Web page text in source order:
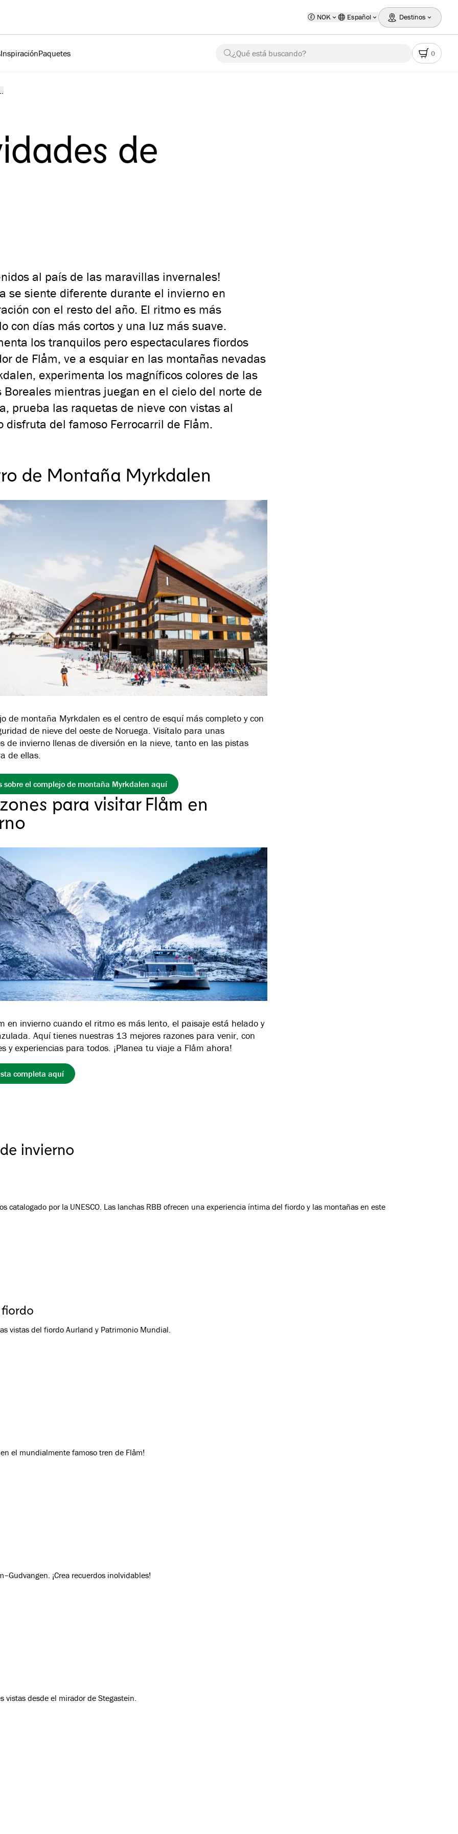
NOK Español Destinos
InspiraciónPaquetes ¿Qué está buscando? 0
de
al país de las maravillas invernales!
se siente diferente durante el invierno en
con el resto del año. El ritmo es más
con días más cortos y una luz más suave.
los tranquilos pero espectaculares fiordos
de Flåm, ve a esquiar en las montañas nevadas
experimenta los magníficos colores de las
Boreales mientras juegan en el cielo del norte de
prueba las raquetas de nieve con vistas al
disfruta del famoso Ferrocarril de Flåm.
de Montaña Myrkdalen
de montaña Myrkdalen es el centro de esquí más completo y con
de nieve del oeste de Noruega. Visítalo para unas
de invierno llenas de diversión en la nieve, tanto en las pistas
de ellas.
sobre el complejo de montaña Myrkdalen aquí
para visitar Flåm en
en invierno cuando el ritmo es más lento, el paisaje está helado y
Aquí tienes nuestras 13 mejores razones para venir, con
y experiencias para todos. ¡Planea tu viaje a Flåm ahora!
completa aquí
invierno
catalogado por la UNESCO. Las lanchas RBB ofrecen una experiencia íntima del fiordo y las montañas en este
vistas del fiordo Aurland y Patrimonio Mundial.
el mundialmente famoso tren de Flåm!
¡Crea recuerdos inolvidables!
vistas desde el mirador de Stegastein.